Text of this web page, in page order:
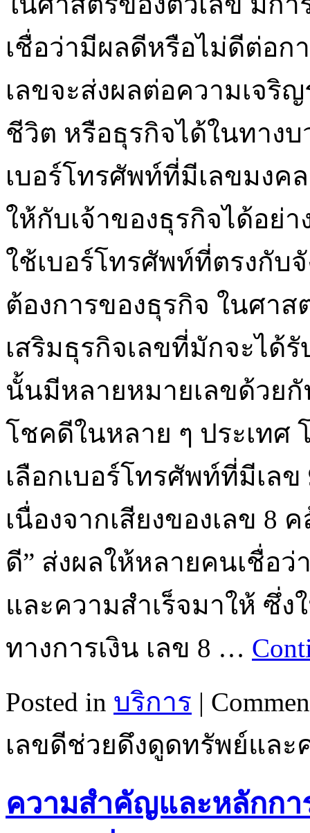
เชื่อว่ามีผลดีหรือไม่ดีต่อก
เลขจะส่งผลต่อความเจริ
ชีวิต หรือธุรกิจได้ในทาง
เบอร์โทรศัพท์ที่มีเลขมงค
ให้กับเจ้าของธุรกิจได้อย่
ใช้เบอร์โทรศัพท์ที่ตรงกับ
ต้องการของธุรกิจ ในศาส
เสริมธุรกิจเลขที่มักจะได้
นั้นมีหลายหมายเลขด้วยกั
โชคดีในหลาย ๆ ประเทศ
เลือกเบอร์โทรศัพท์ที่มีเล
เนื่องจากเสียงของเลข 8
ดี” ส่งผลให้หลายคนเชื่อว่
และความสำเร็จมาให้ ซึ่ง
ทางการเงิน เลข 8 …
Posted in บริการ |
เลขดีช่วยดึงดูดทรัพย์และ
ความสำคัญและหลักกา